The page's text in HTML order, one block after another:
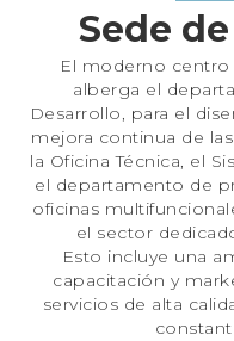
Sede
El moderno
alberga el
Desarrollo, para el
mejora continua de
la Oficina Técnica, el
el departamento de
oficinas
el sector
Esto incluye una
capacitación y
servicios de alta